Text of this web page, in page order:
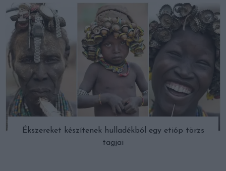
Ékszereket készítenek hulladékból egy etióp törzs
tagjai